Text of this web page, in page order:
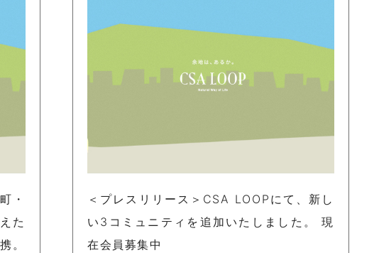
・
た
。
＜プレスリリース＞CSA LOOPにて、新し
い3コミュニティを追加いたしました。 現
在会員募集中